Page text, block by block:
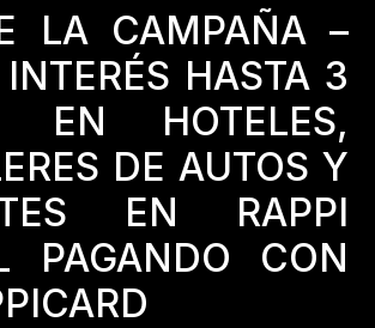
LA CAMPAÑA –
HASTA 3
EN HOTELES,
DE AUTOS Y
EN RAPPI
PAGANDO CON